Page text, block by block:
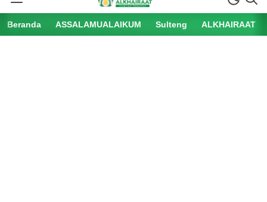
Beranda ASSALAMUALAIKUM Sulteng ALKHAIRAAT